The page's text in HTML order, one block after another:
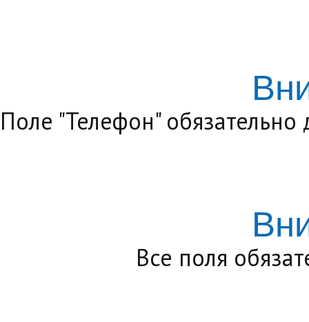
Поле "Телефон" обязательно
Все поля